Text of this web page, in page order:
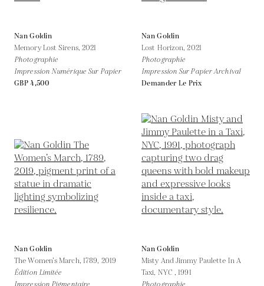
Nan Goldin
Memory Lost Sirens, 2021
Photographie
Impression Numérique Sur Papier
GBP 4,500
Nan Goldin
Lost Horizon,2021
Photographie
Impression Sur Papier Archival
Demander Le Prix
Nan Goldin
The Women’s March, 1789, 2019
Édition Limitée
Nan Goldin
Misty And Jimmy Paulette In A
Taxi, NYC ,1991